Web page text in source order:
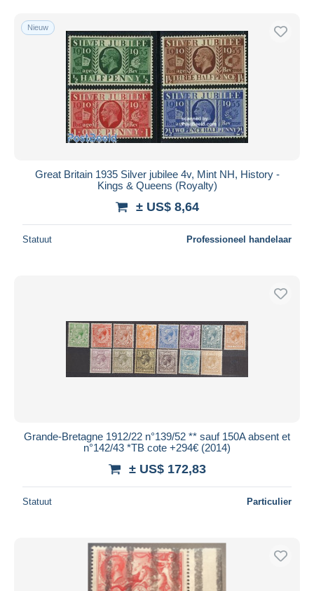
Nieuw
Great Britain 1935 Silver jubilee 4v, Mint NH, History -
Kings & Queens (Royalty)
± US$ 8,64
Statuut Professioneel handelaar
Grande-Bretagne 1912/22 n°139/52 ** sauf 150A absent et
n°142/43 *TB cote +294€ (2014)
± US$ 172,83
Statuut Particulier